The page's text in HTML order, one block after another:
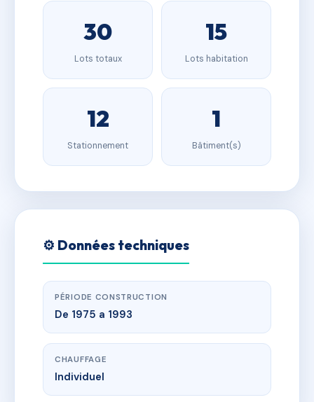
30
Lots totaux
15
Lots habitation
12
Stationnement
1
Bâtiment(s)
⚙️ Données techniques
PÉRIODE CONSTRUCTION
De 1975 a 1993
CHAUFFAGE
Individuel